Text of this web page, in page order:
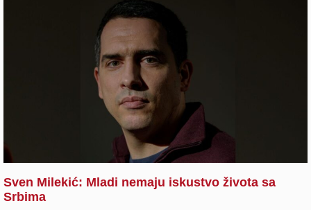
Sven Milekić: Mladi nemaju iskustvo života sa
Srbima